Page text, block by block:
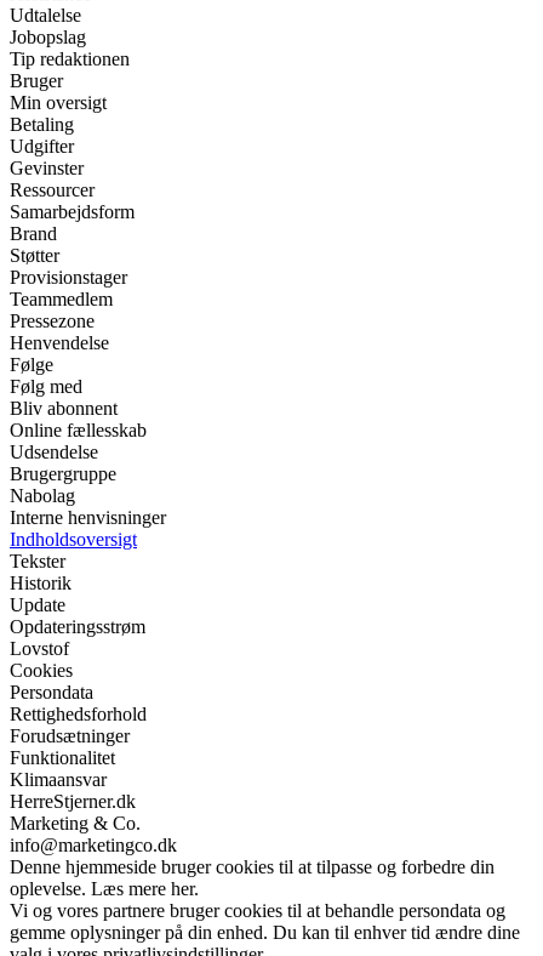
Udtalelse
Jobopslag
Tip redaktionen
Bruger
Min oversigt
Betaling
Udgifter
Gevinster
Ressourcer
Samarbejdsform
Brand
Støtter
Provisionstager
Teammedlem
Pressezone
Henvendelse
Følge
Følg med
Bliv abonnent
Online fællesskab
Udsendelse
Brugergruppe
Nabolag
Interne henvisninger
Indholdsoversigt
Tekster
Historik
Update
Opdateringsstrøm
Lovstof
Cookies
Persondata
Rettighedsforhold
Forudsætninger
Funktionalitet
Klimaansvar
HerreStjerner.dk
Marketing & Co.
info@marketingco.dk
Denne hjemmeside bruger cookies til at tilpasse og forbedre din
oplevelse. Læs mere her.
Vi og vores partnere bruger cookies til at behandle persondata og
gemme oplysninger på din enhed. Du kan til enhver tid ændre dine